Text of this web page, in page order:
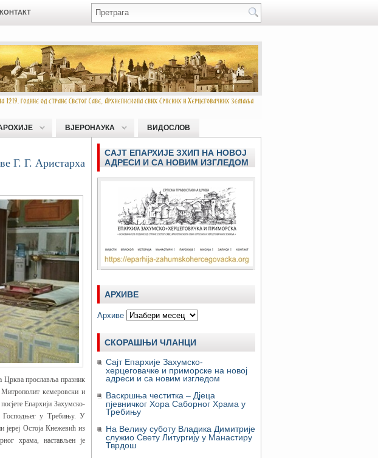
КОНТАКТ
ВЈЕРОНАУКА ВИДОСЛОВ
Г. Г. Аристарха
Црква прославља празник
Митрополит кемеровски и
Епархији Захумско-
Господњег у Требињу. У
јереј Остоја Кнежевић из
храма, настављен је
САЈТ ЕПАРХИЈЕ ЗХИП НА НОВОЈ
АДРЕСИ И СА НОВИМ ИЗГЛЕДОМ
АРХИВЕ
Архиве
СКОРАШЊИ ЧЛАНЦИ
Сајт Епархије Захумско-
херцеговачке и приморске на новој
адреси и са новим изгледом
Васкршња честитка – Дјеца
пјевничког Хора Саборног Храма у
Требињу
На Велику суботу Владика Димитрије
служио Свету Литургију у Манастиру
Тврдош